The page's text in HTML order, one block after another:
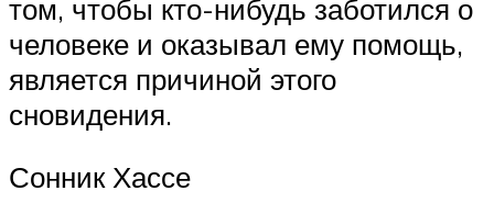
том, чтобы кто-нибудь заботился о
человеке и оказывал ему помощь,
является причиной этого
сновидения.
Сонник Хассе